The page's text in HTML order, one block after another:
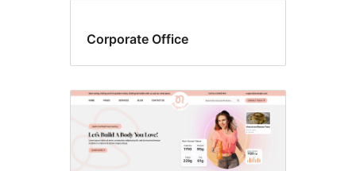
Corporate Office